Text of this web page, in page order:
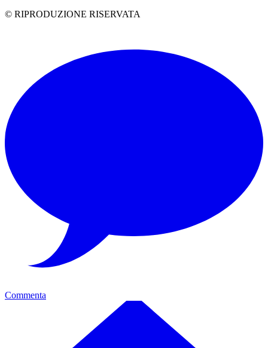
© RIPRODUZIONE RISERVATA
Commenta